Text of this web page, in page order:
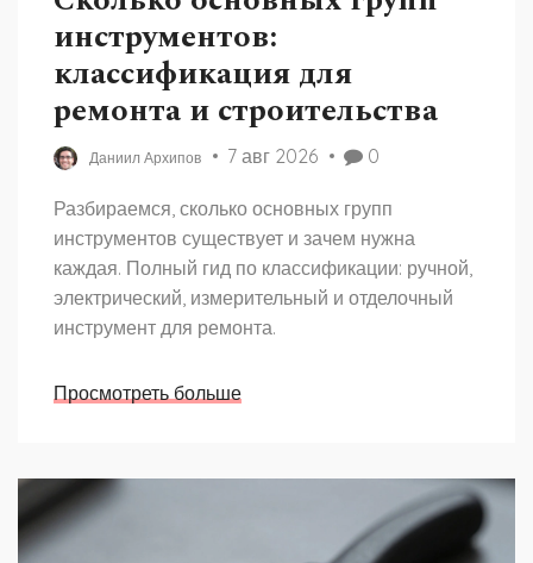
инструментов:
классификация для
ремонта и строительства
Даниил Архипов 7 авг 2026 0
Разбираемся, сколько основных групп
инструментов существует и зачем нужна
каждая. Полный гид по классификации: ручной,
электрический, измерительный и отделочный
инструмент для ремонта.
Просмотреть больше